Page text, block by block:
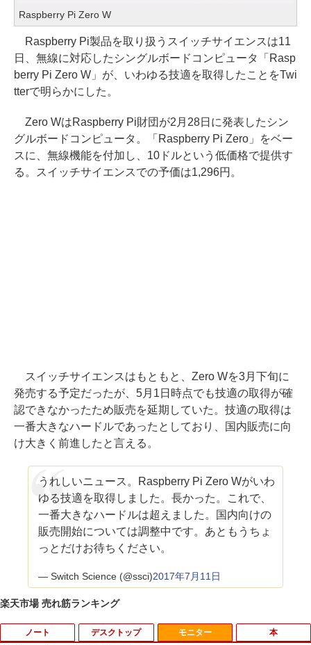
Raspberry Pi Zero W
Raspberry Pi製品を取り扱うスイッチサイエンスは11
日、無線に対応したシングルボードコンピュータ「Rasp
berry Pi Zero W」が、いわゆる技適を取得したことをTwi
tterで明らかにした。
Zero WはRaspberry Pi財団が2月28日に発表したシン
グルボードコンピュータ。「Raspberry Pi Zero」をベー
スに、無線機能を付加し、10ドルという低価格で提供す
る。スイッチサイエンスでの予価は1,296円。
スイッチサイエンスはもともと、Zero Wを3月下旬に
発売する予定だったが、5月1日時点でも技適の取得が確
認できなかったため販売を延期していた。技適の取得は
一番大きなハードルであったとしており、国内販売に向
け大きく前進したと言える。
うれしいニュース。Raspberry Pi Zero Wがいわ
ゆる技適を取得しました。長かった。これで、
一番大きなハードルは超えました。国内向けの
販売開始については調整中です。あともうちょ
っとだけお待ちください。
— Switch Science (@ssci)2017年7月11日
楽天市場 売れ筋ランキング
ノート デスクトップ モニター 本